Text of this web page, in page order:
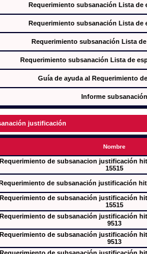
Requerimiento subsanación Lista de
Requerimiento subsanación Lista de
Requerimiento subsanación Lista
Requerimiento subsanación Lista de
Guía de ayuda al Requerimiento
Informe subsanación
justificación
Nombre
de subsanacion justificación
15515
de subsanación justificación
de subsanación justificación
15515
de subsanación justificación
9513
de subsanación justificación
9513